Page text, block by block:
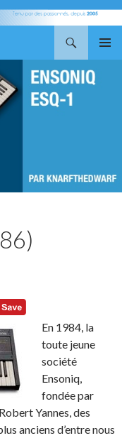
En 1984, la
toute jeune
société
Ensoniq,
fondée par
Yannes, des
anciens d’entre nous